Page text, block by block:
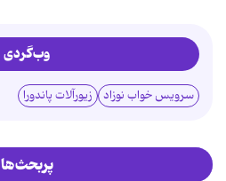
وب‌گردی
سرویس خواب نوزاد زیورآلات پاندورا
پربحث‌ها